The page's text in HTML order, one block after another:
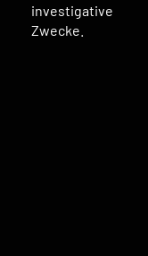
investigative
Zwecke.